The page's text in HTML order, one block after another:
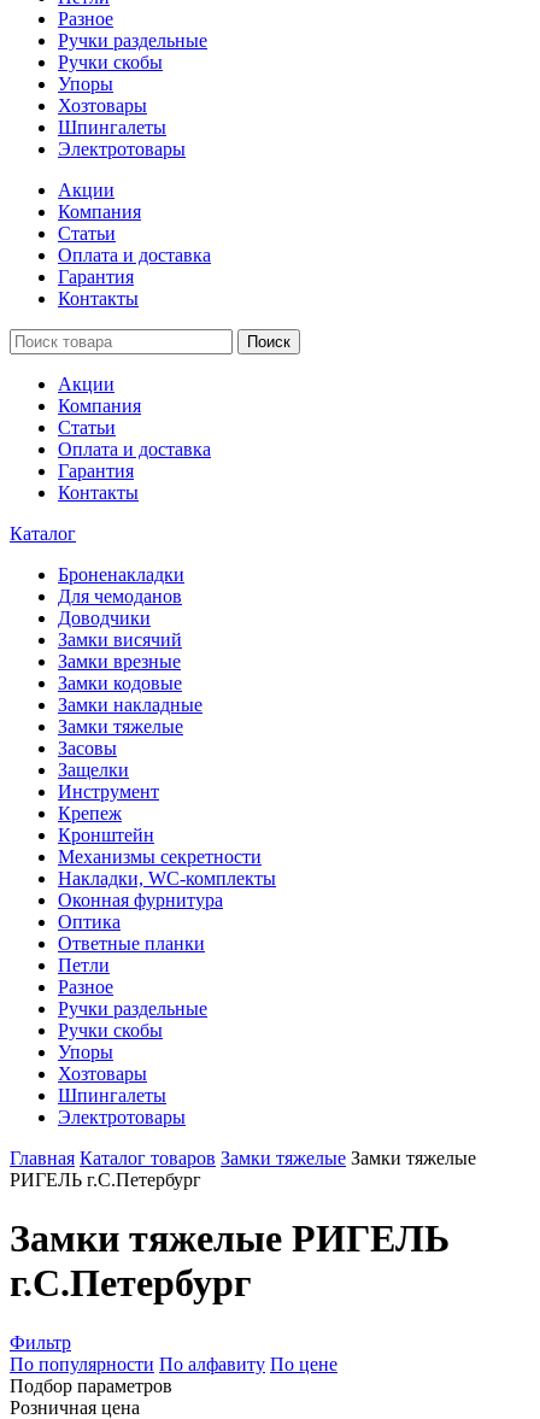
Разное
Ручки раздельные
Ручки скобы
Упоры
Хозтовары
Шпингалеты
Электротовары
Акции
Компания
Статьи
Оплата и доставка
Гарантия
Контакты
Поиск
Акции
Компания
Статьи
Оплата и доставка
Гарантия
Контакты
Каталог
Броненакладки
Для чемоданов
Доводчики
Замки висячий
Замки врезные
Замки кодовые
Замки накладные
Замки тяжелые
Засовы
Защелки
Инструмент
Крепеж
Кронштейн
Механизмы секретности
Накладки, WC-комплекты
Оконная фурнитура
Оптика
Ответные планки
Петли
Разное
Ручки раздельные
Ручки скобы
Упоры
Хозтовары
Шпингалеты
Электротовары
Главная Каталог товаров Замки тяжелые Замки тяжелые
РИГЕЛЬ г.С.Петербург
Замки тяжелые РИГЕЛЬ
г.С.Петербург
Фильтр
По популярности По алфавиту По цене
Подбор параметров
Розничная цена